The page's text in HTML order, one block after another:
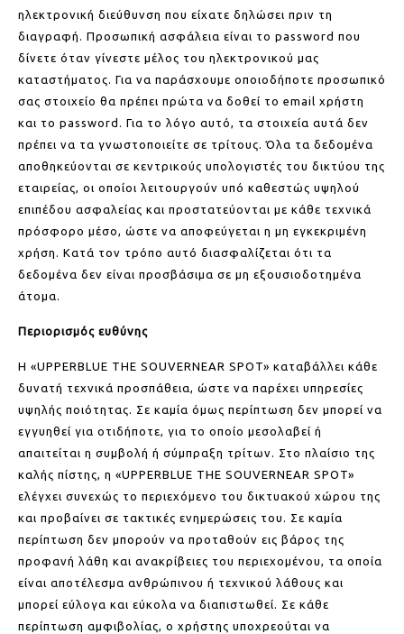
ηλεκτρονική διεύθυνση που είχατε δηλώσει πριν τη
διαγραφή. Προσωπική ασφάλεια είναι το password που
δίνετε όταν γίνεστε μέλος του ηλεκτρονικού μας
καταστήματος. Για να παράσχουμε οποιοδήποτε προσωπικό
σας στοιχείο θα πρέπει πρώτα να δοθεί το email χρήστη
και το password. Για το λόγο αυτό, τα στοιχεία αυτά δεν
πρέπει να τα γνωστοποιείτε σε τρίτους. Όλα τα δεδομένα
αποθηκεύονται σε κεντρικούς υπολογιστές του δικτύου της
εταιρείας, οι οποίοι λειτουργούν υπό καθεστώς υψηλού
επιπέδου ασφαλείας και προστατεύονται με κάθε τεχνικά
πρόσφορο μέσο, ώστε να αποφεύγεται η μη εγκεκριμένη
χρήση. Κατά τον τρόπο αυτό διασφαλίζεται ότι τα
δεδομένα δεν είναι προσβάσιμα σε μη εξουσιοδοτημένα
άτομα.
Περιορισμός ευθύνης
Η «UPPERBLUE THE SOUVERNEAR SPOT» καταβάλλει κάθε
δυνατή τεχνικά προσπάθεια, ώστε να παρέχει υπηρεσίες
υψηλής ποιότητας. Σε καμία όμως περίπτωση δεν μπορεί να
εγγυηθεί για οτιδήποτε, για το οποίο μεσολαβεί ή
απαιτείται η συμβολή ή σύμπραξη τρίτων. Στο πλαίσιο της
καλής πίστης, η «UPPERBLUE THE SOUVERNEAR SPOT»
ελέγχει συνεχώς το περιεχόμενο του δικτυακού χώρου της
και προβαίνει σε τακτικές ενημερώσεις του. Σε καμία
περίπτωση δεν μπορούν να προταθούν εις βάρος της
προφανή λάθη και ανακρίβειες του περιεχομένου, τα οποία
είναι αποτέλεσμα ανθρώπινου ή τεχνικού λάθους και
μπορεί εύλογα και εύκολα να διαπιστωθεί. Σε κάθε
περίπτωση αμφιβολίας, ο χρήστης υποχρεούται να